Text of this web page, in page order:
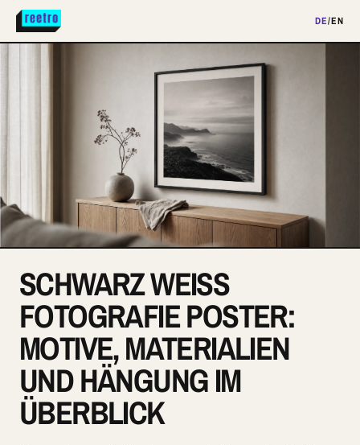
DE/EN
SCHWARZ WEISS F
OTOGRAFIE POSTER: M
OTIVE, MATERIALIEN U
ND HÄNGUNG IM Ü
BERBLICK